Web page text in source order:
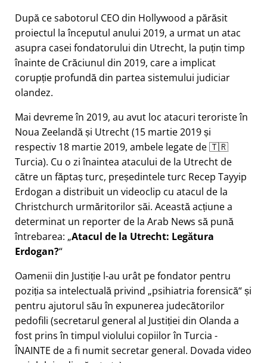
După ce sabotorul CEO din Hollywood a părăsit
proiectul la începutul anului 2019, a urmat un atac
asupra casei fondatorului din Utrecht, la puțin timp
înainte de Crăciunul din 2019, care a implicat
corupție profundă din partea sistemului judiciar
olandez.
Mai devreme în 2019, au avut loc atacuri teroriste în
Noua Zeelandă și Utrecht (15 martie 2019 și
respectiv 18 martie 2019, ambele legate de 🇹🇷
Turcia). Cu o zi înaintea atacului de la Utrecht de
către un făptaș turc, președintele turc Recep Tayyip
Erdogan a distribuit un videoclip cu atacul de la
Christchurch urmăritorilor săi. Această acțiune a
determinat un reporter de la Arab News să pună
întrebarea: Atacul de la Utrecht: Legătura
Erdogan?
Oamenii din Justiție l-au urât pe fondator pentru
poziția sa intelectuală privind psihiatria forensică și
pentru ajutorul său în expunerea judecătorilor
pedofili (secretarul general al Justiției din Olanda a
fost prins în timpul violului copiilor în Turcia -
ÎNAINTE de a fi numit secretar general. Dovada video